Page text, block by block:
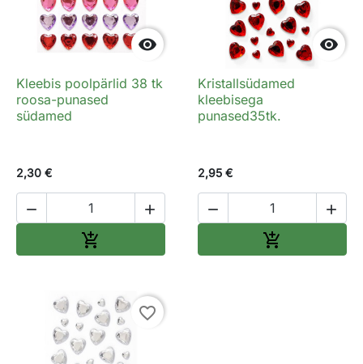

Kleebis poolpärlid 38 tk
roosa-punased
südamed
2,30 €
 


Kristallsüdamed
kleebisega
punased35tk.
2,95 €
 

favorite_border